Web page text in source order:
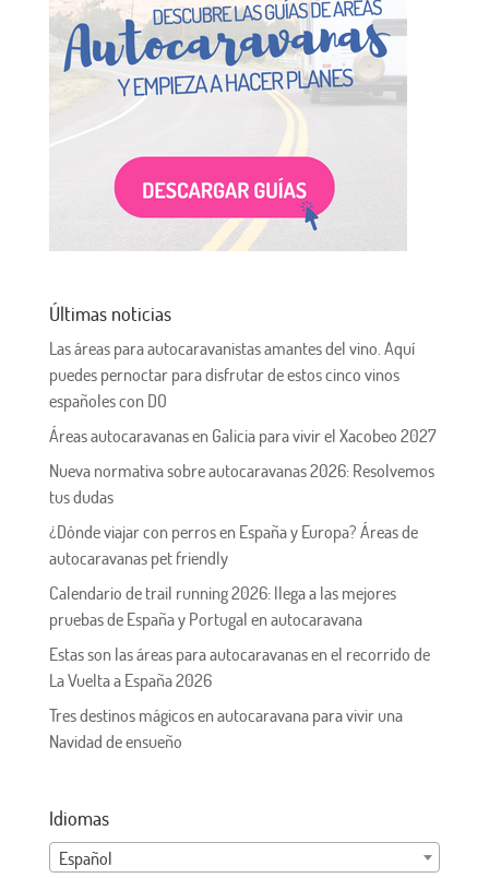
Últimas noticias
Las áreas para autocaravanistas amantes del vino. Aquí
puedes pernoctar para disfrutar de estos cinco vinos
españoles con DO
Áreas autocaravanas en Galicia para vivir el Xacobeo 2027
Nueva normativa sobre autocaravanas 2026: Resolvemos
tus dudas
¿Dónde viajar con perros en España y Europa? Áreas de
autocaravanas pet friendly
Calendario de trail running 2026: llega a las mejores
pruebas de España y Portugal en autocaravana
Estas son las áreas para autocaravanas en el recorrido de
La Vuelta a España 2026
Tres destinos mágicos en autocaravana para vivir una
Navidad de ensueño
Idiomas
Español